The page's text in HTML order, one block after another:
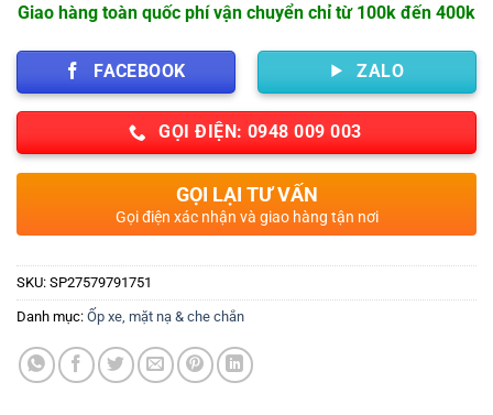
Giao hàng toàn quốc phí vận chuyển chỉ từ 100k đến 400k
FACEBOOK ZALO
GỌI ĐIỆN: 0948 009 003
GỌI LẠI TƯ VẤN
Gọi điện xác nhận và giao hàng tận nơi
SKU: SP27579791751
Danh mục: Ốp xe, mặt nạ & che chắn